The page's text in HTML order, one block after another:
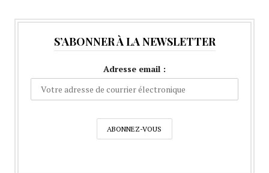
S’ABONNER À LA NEWSLETTER
Adresse email :